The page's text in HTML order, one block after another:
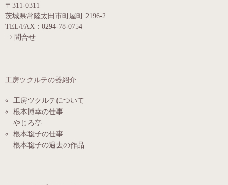
〒311-0311
茨城県常陸太田市町屋町 2196-2
TEL/FAX：0294-78-0754
⇒ 問合せ
工房ツクルテの器紹介
工房ツクルテについて
根本博幸の仕事
やじろ亭
根本聡子の仕事
根本聡子の過去の作品